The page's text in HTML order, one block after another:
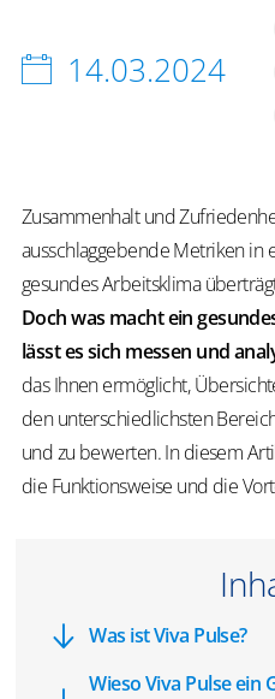
14.03.2024
Zusammenhalt und
ausschlaggebende Metriken in
gesundes Arbeitsklima
Doch was macht ein
lässt es sich messen und
das Ihnen ermöglicht,
den unterschiedlichsten
und zu bewerten. In diesem
die Funktionsweise und die
Was ist Viva Pulse?
Wieso Viva Pulse ein